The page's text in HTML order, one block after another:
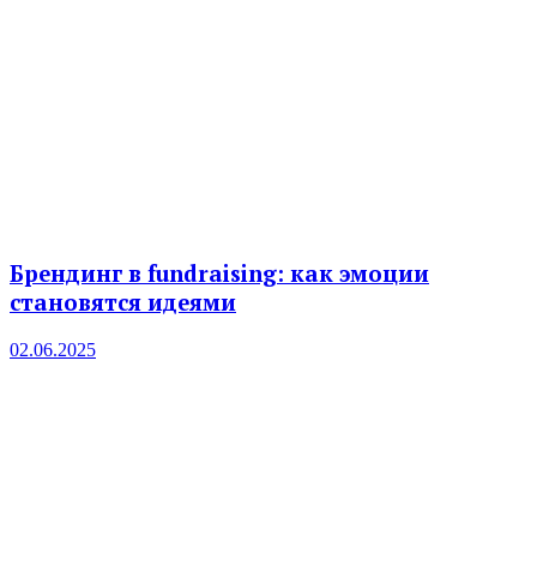
Брендинг в fundraising: как эмоции
становятся идеями
02.06.2025